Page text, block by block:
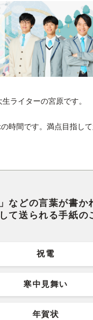
ライターの宮原です。
時間です。満点目指し
などの言葉が書か
て送られる手紙の
祝電
寒中見舞い
年賀状